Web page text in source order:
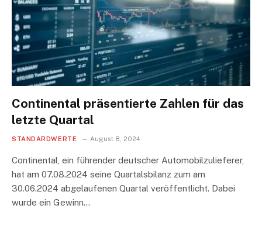
Continental präsentierte Zahlen für das
letzte Quartal
STANDARDWERTE August 8, 2024
Continental, ein führender deutscher Automobilzulieferer,
hat am 07.08.2024 seine Quartalsbilanz zum am
30.06.2024 abgelaufenen Quartal veröffentlicht. Dabei
wurde ein Gewinn…